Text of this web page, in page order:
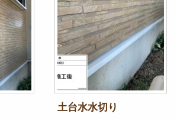
土台水水切り